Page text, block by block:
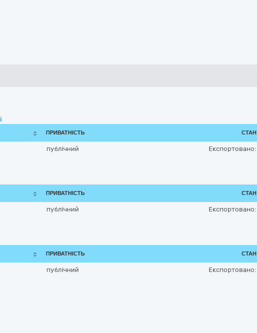
ПРИВАТНІСТЬ СТАН
публічний Експортовано:
ПРИВАТНІСТЬ СТАН
публічний Експортовано:
ПРИВАТНІСТЬ СТАН
публічний Експортовано: